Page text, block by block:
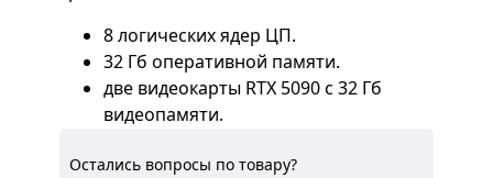
8 логических ядер ЦП.
32 Гб оперативной памяти.
две видеокарты RTX 5090 c 32 Гб
видеопамяти.
Остались вопросы по товару?